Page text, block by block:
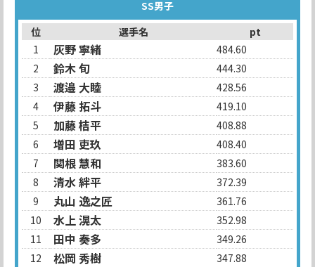
SS男子
位
選手名
pt
1
灰野 寧緒
484.60
2
鈴木 旬
444.30
3
渡邉 大睦
428.56
4
伊藤 拓斗
419.10
5
加藤 桔平
408.88
6
増田 吏玖
408.40
7
関根 慧和
383.60
8
清水 絆平
372.39
9
丸山 逸之匠
361.76
10
水上 滉太
352.98
11
田中 奏多
349.26
12
松岡 秀樹
347.88